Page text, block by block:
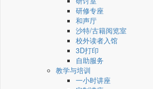
研修专座
和声厅
沙特/古籍阅览室
校外读者入馆
3D打印
自助服务
教学与培训
一小时讲座